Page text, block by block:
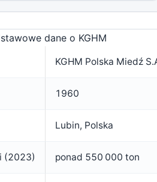
dane o KGHM
KGHM Polska Miedź
1960
Lubin, Polska
(2023) ponad 550 000 ton